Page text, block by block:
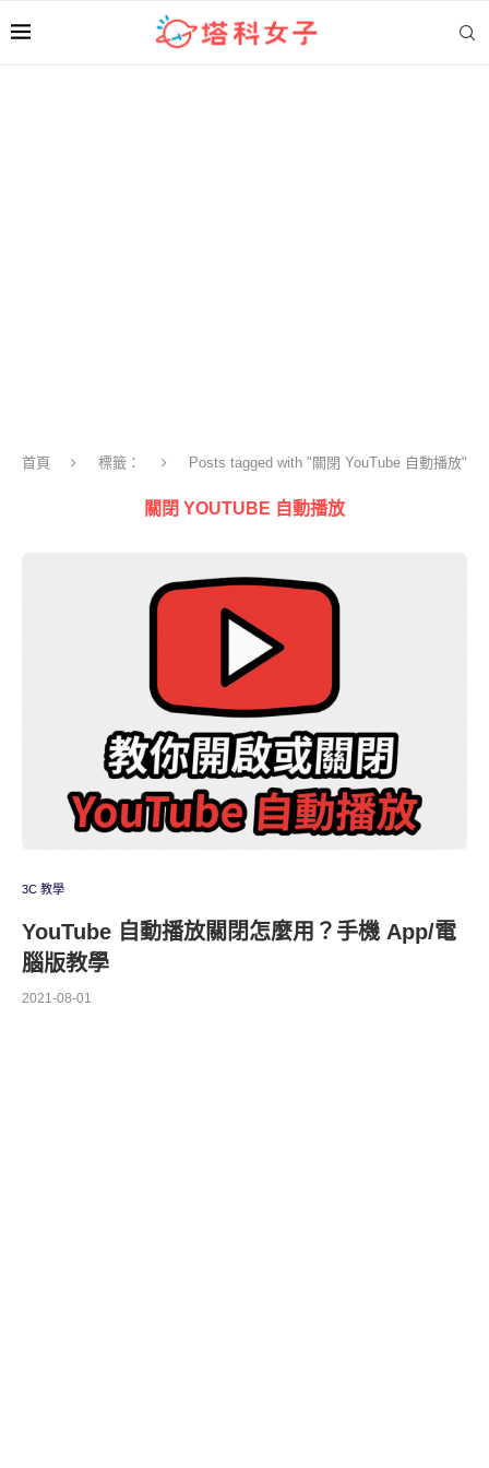
首頁 標籤： Posts tagged with "關閉 YouTube 自動播放"
關閉 YOUTUBE 自動播放
3C 教學
YouTube 自動播放關閉怎麼用？手機 App/電
腦版教學
2021-08-01